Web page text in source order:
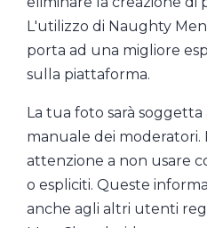
L'utilizzo di Naughty
porta ad una migliore
sulla piattaforma.
La tua foto sarà
manuale dei moderatori.
attenzione a non usare
o espliciti. Queste
anche agli altri utenti